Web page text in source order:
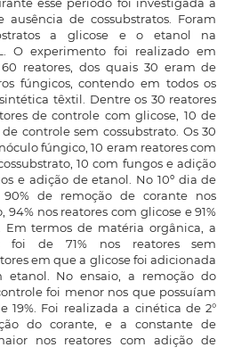
de cossubstratos. Foram
a glicose e o etanol na
O experimento foi realizado em
reatores, dos quais 30 eram de
fúngicos, contendo em todos os
têxtil. Dentre os 30 reatores
de controle com glicose, 10 de
controle sem cossubstrato. Os 30
fúngico, 10 eram reatores com
10 com fungos e adição
e adição de etanol. No 10º dia de
90% de remoção de corante nos
94% nos reatores com glicose e 91%
Em termos de matéria orgânica, a
foi de 71% nos reatores sem
em que a glicose foi adicionada
etanol. No ensaio, a remoção do
foi menor nos que possuíam
19%. Foi realizada a cinética de 2°
do corante, e a constante de
nos reatores com adição de